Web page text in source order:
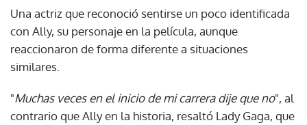
Una actriz que reconoció sentirse un poco identificada
con Ally, su personaje en la película, aunque
reaccionaron de forma diferente a situaciones
similares.
"Muchas veces en el inicio de mi carrera dije que no", al
contrario que Ally en la historia, resaltó Lady Gaga, que